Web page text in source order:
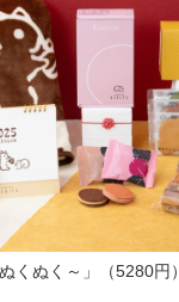
くぬく～」（5280円）